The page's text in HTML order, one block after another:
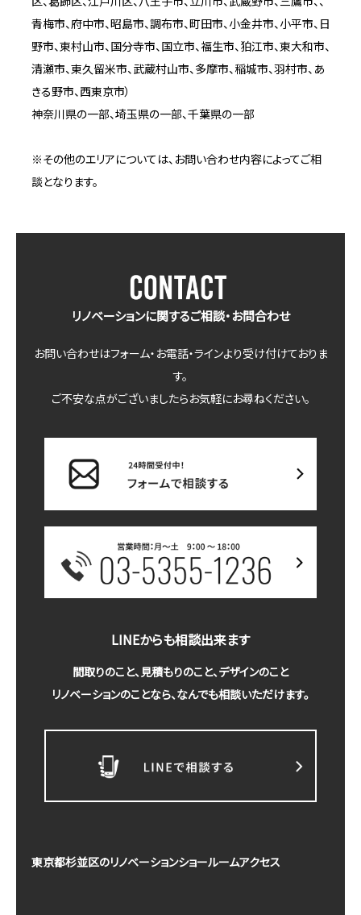
青梅市、府中市、昭島市、調布市、町田市、小金井市、小平市、日
野市、東村山市、国分寺市、国立市、福生市、狛江市、東大和市、
清瀬市、東久留米市、武蔵村山市、多摩市、稲城市、羽村市、あ
きる野市、西東京市）
神奈川県の一部、埼玉県の一部、千葉県の一部
※その他のエリアについては、お問い合わせ内容によってご相
談となります。
リノベーションに関するご相談・お問合わせ
お問い合わせはフォーム・お電話・ラインより受け付けておりま
す。
ご不安な点がございましたらお気軽にお尋ねください。
LINEからも相談出来ます
間取りのこと、見積もりのこと、デザインのこと
リノベーションのことなら、なんでも相談いただけます。
東京都杉並区のリノベーションショールームアクセス